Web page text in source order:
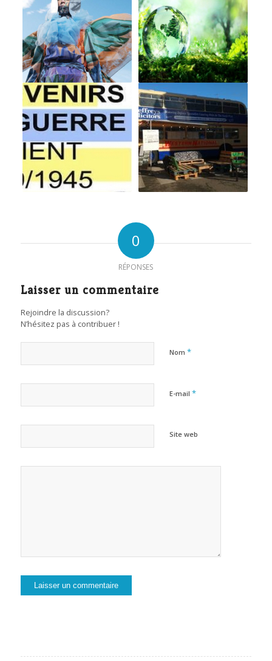
0
RÉPONSES
Laisser un commentaire
Rejoindre la discussion?
N’hésitez pas à contribuer !
Nom *
E-mail *
Site web